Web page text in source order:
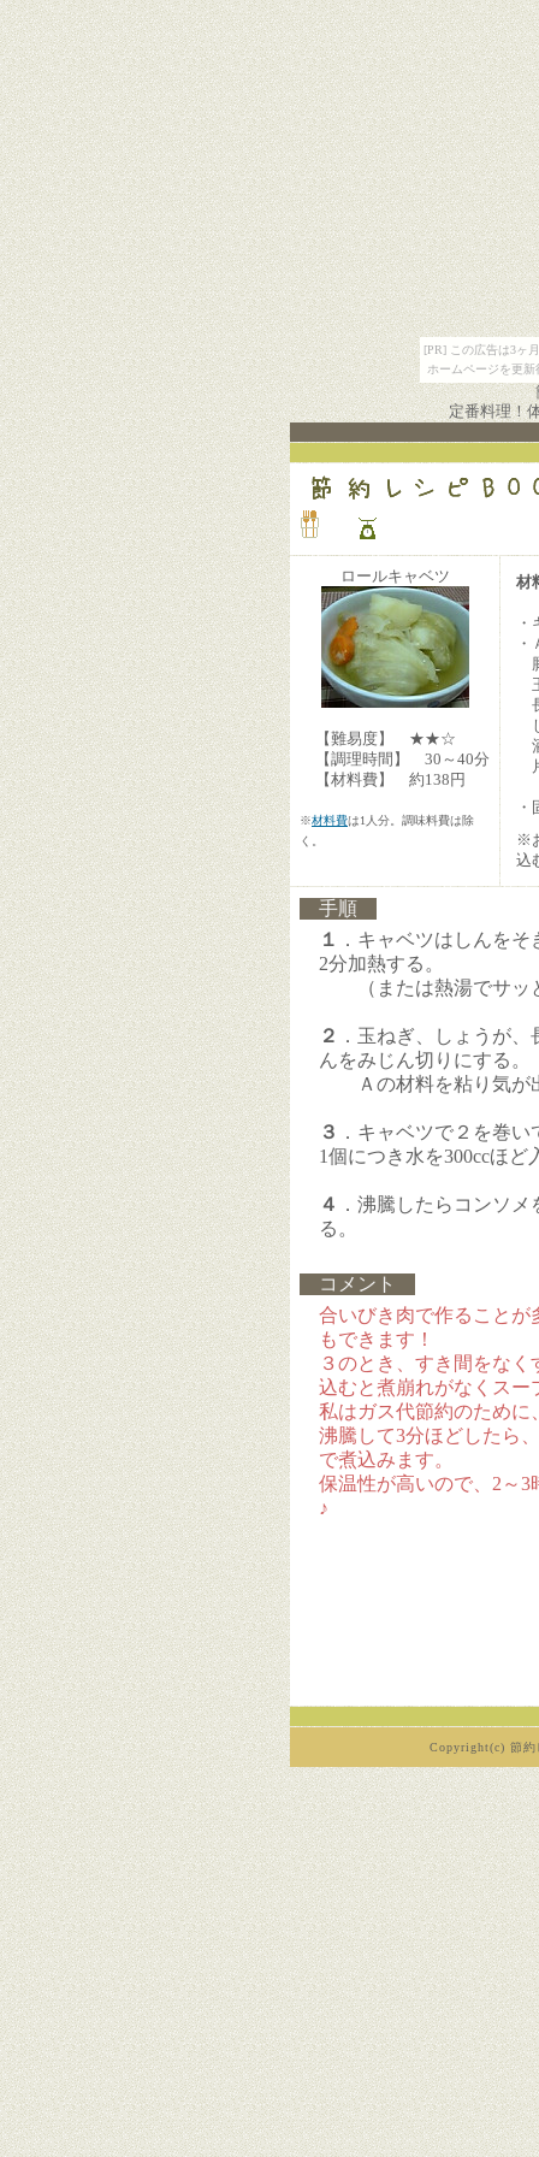
[PR] この広告は3ヶ
ホームページを更
定番料理
ロールキャベツ
【難易度】 ★★☆
【調理時間】 30～40分
【材料費】 約138円
※材料費は1人分。調味料費は除
く。
材
・
※
込
手順
１ ．キャベツはしんを
2分加熱する。
（または熱湯でサッ
２ ．玉ねぎ、しょうが
んをみじん切りにする。
Ａの材料を粘り気が
３ ．キャベツで２を巻
1個につき水を300ccほ
４ ．沸騰したらコンソ
る。
コメント
合いびき肉で作ることが
もできます！
３のとき、すき間をな
込むと煮崩れがなくスー
私はガス代節約のために
沸騰して3分ほどしたら
で煮込みます。
保温性が高いので、2～
♪
Copyright(c) 節